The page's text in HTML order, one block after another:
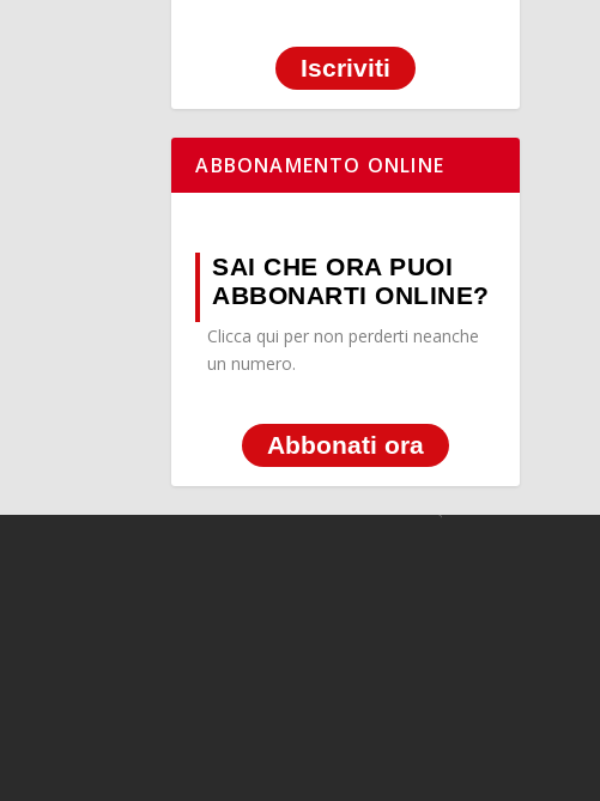
Iscriviti
ABBONAMENTO ONLINE
SAI CHE ORA PUOI
ABBONARTI ONLINE?
Clicca qui per non perderti neanche
un numero.
Abbonati ora